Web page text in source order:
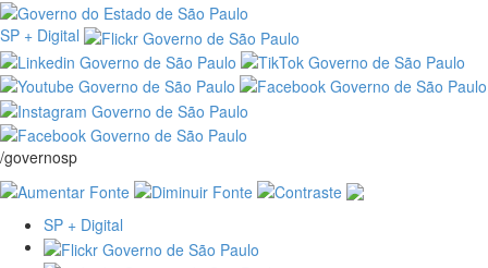
SP + Digital
/governosp
SP + Digital